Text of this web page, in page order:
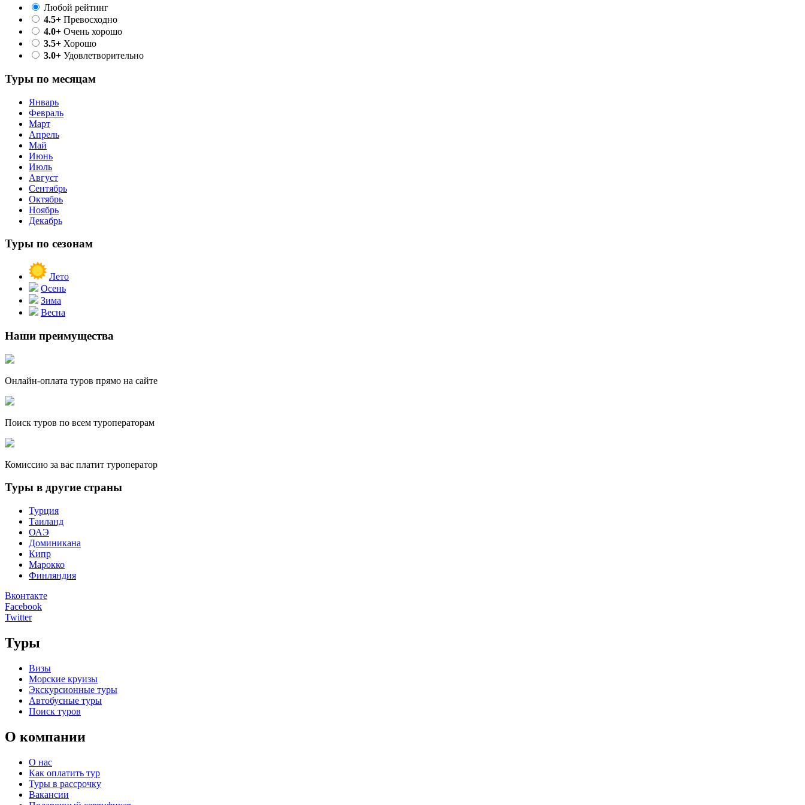
Любой рейтинг
4.5+ Превосходно
4.0+ Очень хорошо
3.5+ Хорошо
3.0+ Удовлетворительно
Туры по месяцам
Январь
Февраль
Март
Апрель
Май
Июнь
Июль
Август
Сентябрь
Октябрь
Ноябрь
Декабрь
Туры по сезонам
Лето
Осень
Зима
Весна
Наши преимущества
Онлайн-оплата туров прямо на сайте
Поиск туров по всем туроператорам
Комиссию за вас платит туроператор
Туры в другие страны
Турция
Таиланд
ОАЭ
Доминикана
Кипр
Марокко
Финляндия
Вконтакте
Facebook
Twitter
Туры
Визы
Морские круизы
Экскурсионные туры
Автобусные туры
Поиск туров
О компании
О нас
Как оплатить тур
Туры в рассрочку
Вакансии